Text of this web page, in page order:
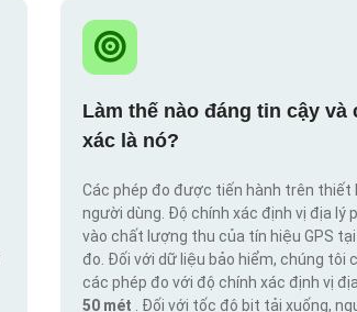
Làm thế nào đáng tin cậy và
xác là nó?
Các phép đo được tiến hành trên thiết
người dùng. Độ chính xác định vị địa lý
vào chất lượng thu của tín hiệu GPS
đo. Đối với dữ liệu bảo hiểm, chúng tôi
các phép đo với độ chính xác định vị
50 mét
. Đối với tốc độ bit tải xuống,